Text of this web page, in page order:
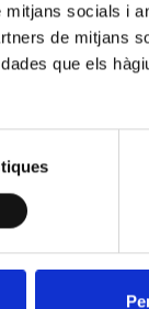
socials i
de mitjans
que els